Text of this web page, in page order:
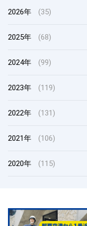
2026年 (35)
2025年 (68)
2024年 (99)
2023年 (119)
2022年 (131)
2021年 (106)
2020年 (115)